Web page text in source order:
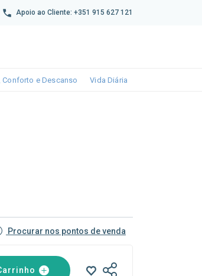
Apoio ao Cliente: +351 915 627 121
Conforto e Descanso Toggle dropdown
Vida Diária
Procurar nos pontos de venda